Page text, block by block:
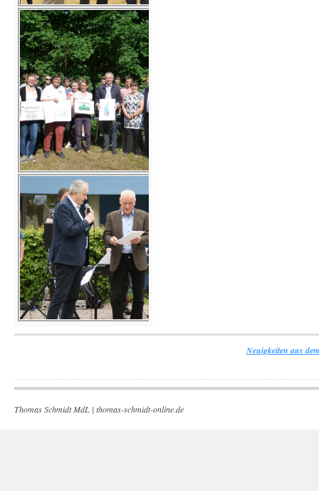
Neuigkeiten aus
Thomas Schmidt MdL | thomas-schmidt-online.de